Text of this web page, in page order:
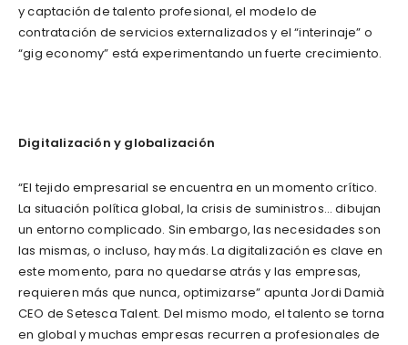
y captación de talento profesional, el modelo de
contratación de servicios externalizados y el “interinaje” o
“gig economy” está experimentando un fuerte crecimiento.
Digitalización y globalización
“El tejido empresarial se encuentra en un momento crítico.
La situación política global, la crisis de suministros… dibujan
un entorno complicado. Sin embargo, las necesidades son
las mismas, o incluso, hay más. La digitalización es clave en
este momento, para no quedarse atrás y las empresas,
requieren más que nunca, optimizarse” apunta Jordi Damià
CEO de Setesca Talent. Del mismo modo, el talento se torna
en global y muchas empresas recurren a profesionales de